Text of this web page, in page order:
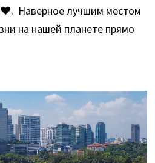
♥. Наверное лучшим местом
на нашей планете прямо